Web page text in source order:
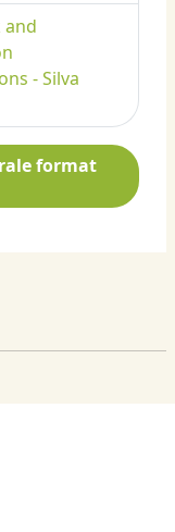
and
- Silva
format